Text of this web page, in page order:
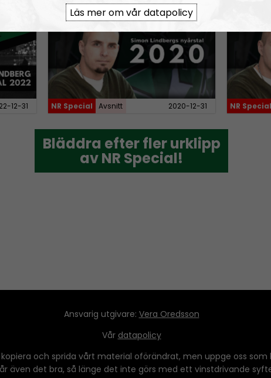
s
t
n
c
r
s
s
v
o
12-31 NR Special Avsnitt 2020-12-31 NR Special
Bläddra efter fler urklipp
av NR Special!
Bläddra efter fler urklipp
av NR Special!
Ansvarig utgivare: Vera Oredsson
Vår datapolicy
och sprida vårt material oförändrat, men uppge oss som
även det bra, så länge det inte görs med ett vinstdrivande
Läs mer om vår datapolicy